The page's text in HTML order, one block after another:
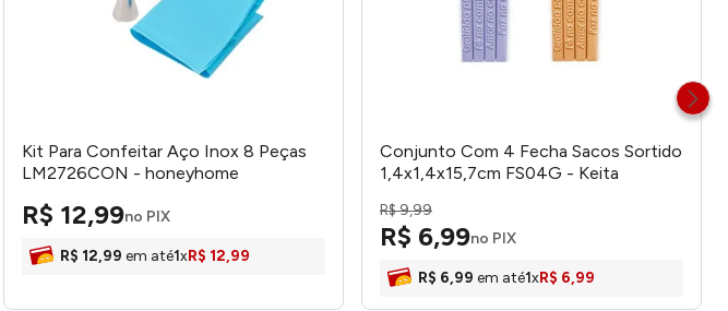
Kit Para Confeitar Aço Inox 8 Peças
LM2726CON - honeyhome
R$ 12,99no PIX
R$ 12,99 em até1xR$ 12,99
Conjunto Com 4 Fecha Sacos Sortido
1,4x1,4x15,7cm FS04G - Keita
R$9,99
R$ 6,99no PIX
R$ 6,99 em até1xR$ 6,99